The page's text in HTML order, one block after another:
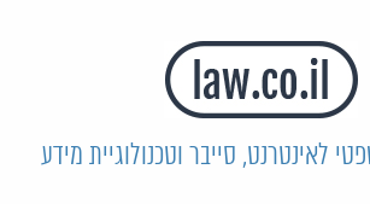
לאינטרנט, סייבר וטכנולוגיית מידע